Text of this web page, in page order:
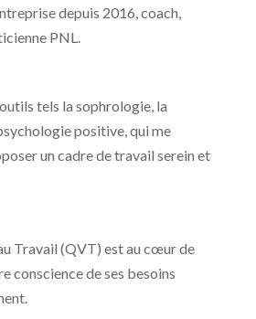
depuis 2016, coach,
PNL.
tels la sophrologie, la
positive, qui me
un cadre de travail serein et
Travail (QVT) est au cœur de
conscience de ses besoins